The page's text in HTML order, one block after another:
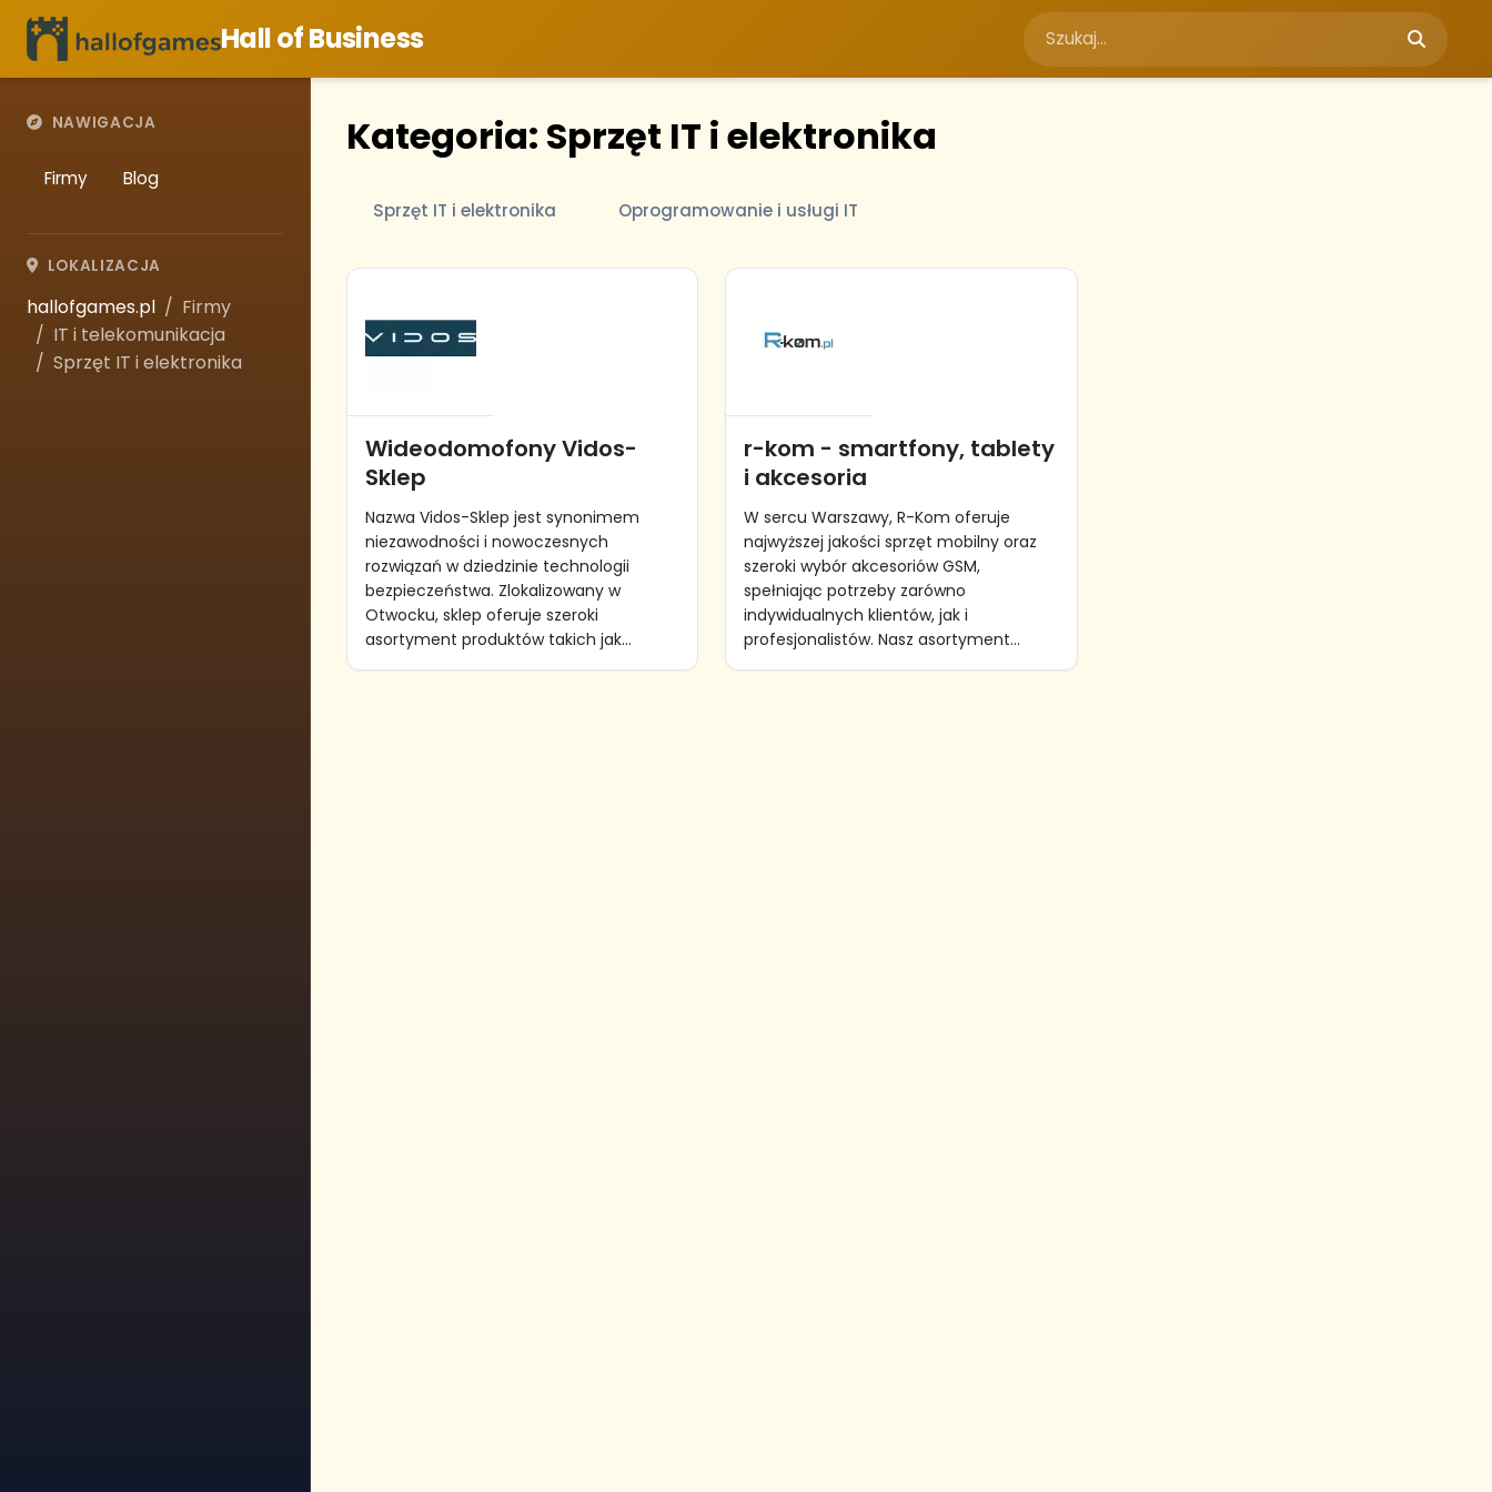
Hall of Business
NAWIGACJA
Firmy Blog
LOKALIZACJA
hallofgames.pl
Firmy
IT i telekomunikacja
Sprzęt IT i elektronika
Kategoria: Sprzęt IT i elektronika
Sprzęt IT i elektronika Oprogramowanie i usługi IT
Wideodomofony Vidos-
Sklep
Nazwa Vidos-Sklep jest synonimem
niezawodności i nowoczesnych
rozwiązań w dziedzinie technologii
bezpieczeństwa. Zlokalizowany w
Otwocku, sklep oferuje szeroki
asortyment produktów takich jak...
r-kom - smartfony, tablety
i akcesoria
W sercu Warszawy, R-Kom oferuje
najwyższej jakości sprzęt mobilny oraz
szeroki wybór akcesoriów GSM,
spełniając potrzeby zarówno
indywidualnych klientów, jak i
profesjonalistów. Nasz asortyment...